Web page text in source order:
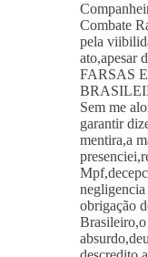
Combate
pela
ato,apesar
FARSAS
Sem me
garantir
mentira,a
negligencia
obrigação